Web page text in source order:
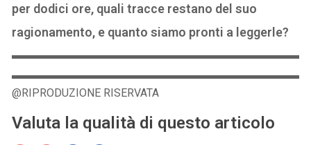
per dodici ore, quali tracce restano del suo
ragionamento, e quanto siamo pronti a leggerle?
@RIPRODUZIONE RISERVATA
Valuta la qualità di questo articolo